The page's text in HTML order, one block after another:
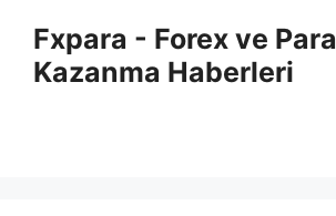
Fxpara - Forex ve Para
Kazanma Haberleri